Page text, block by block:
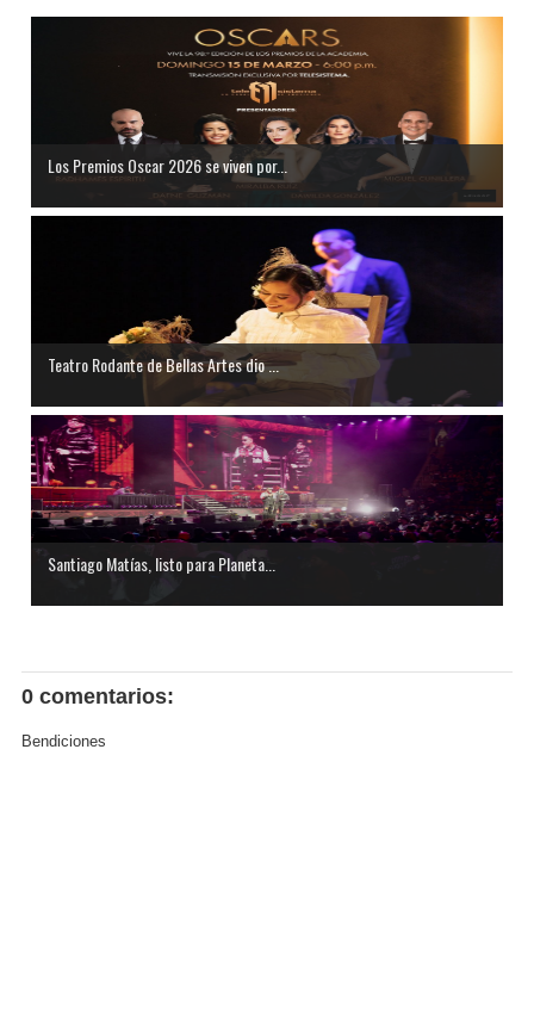
Los Premios Oscar 2026 se viven por...
Teatro Rodante de Bellas Artes dio ...
Santiago Matías, listo para Planeta...
0 comentarios:
Bendiciones